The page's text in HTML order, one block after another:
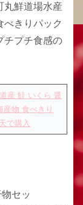
丸鮮道場水産
べきりパック
チプチ食感の
産 鮭 いくら 醤
産物 食べきり
で購入
セッ